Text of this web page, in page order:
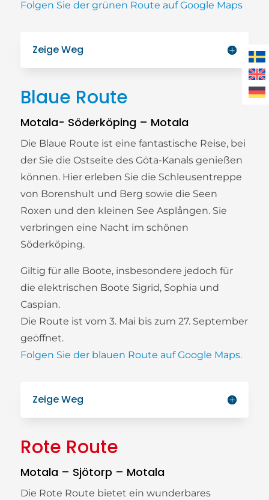
Folgen Sie der grünen Route auf Google Maps
Zeige Weg
Blaue Route
Motala- Söderköping – Motala
Die Blaue Route ist eine fantastische Reise, bei
der Sie die Ostseite des Göta-Kanals genießen
können. Hier erleben Sie die Schleusentreppe
von Borenshult und Berg sowie die Seen
Roxen und den kleinen See Asplången. Sie
verbringen eine Nacht im schönen
Söderköping.
Giltig für alle Boote, insbesondere jedoch für
die elektrischen Boote Sigrid, Sophia und
Caspian.
Die Route ist vom 3. Mai bis zum 27. September
geöffnet.
Folgen Sie der blauen Route auf Google Maps.
Zeige Weg
Rote Route
Motala – Sjötorp – Motala
Die Rote Route bietet ein wunderbares